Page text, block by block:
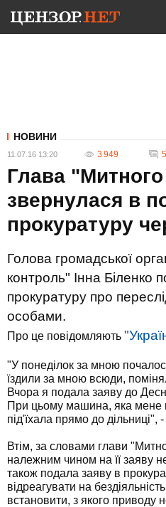
НОВИНИ
11.07.16 13:20 3 949 5
Глава
звернулася в
прокуратуру
Голова громадської
контроль" Інна Біленко
прокуратуру про
особами.
Про це повідомляють
"У понеділок за мною
їздили за мною всюди,
Вчора я подала заяву до
При цьому машина, яка мене
під'їхала прямо до дільниці",
Втім, за словами глави
належним чином на її заяву
також подала заяву в
відреагувати на бездіяльність
встановити, з якого приводу